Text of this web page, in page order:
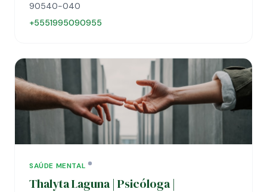
90540-040
+5551995090955
SAÚDE MENTAL
Thalyta Laguna | Psicóloga |